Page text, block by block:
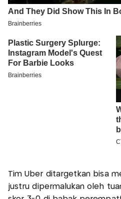
Tim Uber ditargetkan bisa
justru dipermalukan oleh